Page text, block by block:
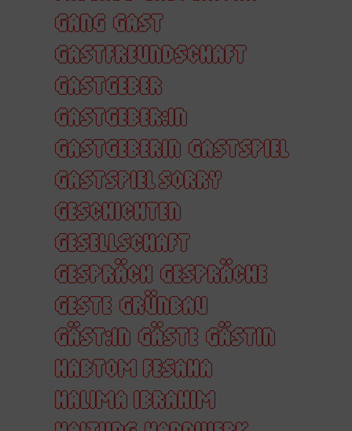
GANG GAST
GASTFREUNDSCHAFT
GASTGEBER
GASTGEBER:IN
GASTGEBERIN GASTSPIEL
GASTSPIEL SORRY
GESCHICHTEN
GESELLSCHAFT
GESPRÄCH GESPRÄCHE
GESTE GRÜNBAU
GÄST:IN GÄSTE GÄSTIN
HABTOM FESAHA
HALIMA IBRAHIM